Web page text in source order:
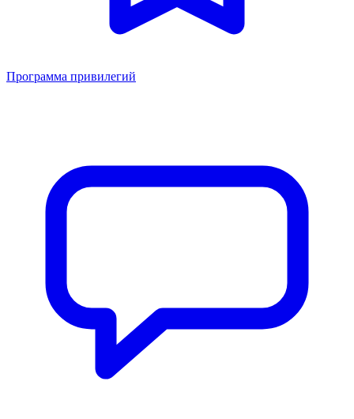
Программа привилегий